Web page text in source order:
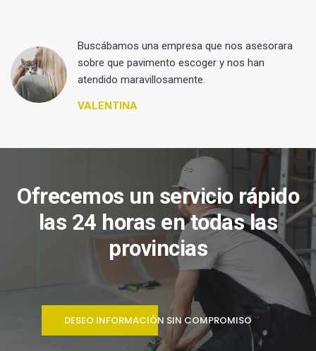
Buscábamos una empresa que nos asesorara
sobre que pavimento escoger y nos han
atendido maravillosamente.
VALENTINA
Ofrecemos un servicio rápido
las 24 horas en todas las
provincias
DESEO INFORMACIÓN SIN COMPROMISO